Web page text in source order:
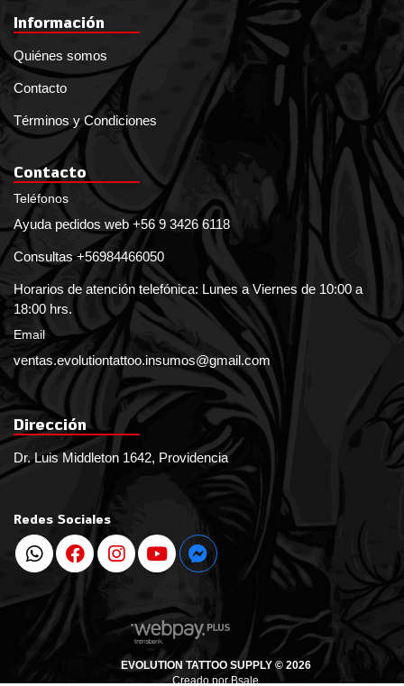
Información
Quiénes somos
Contacto
Términos y Condiciones
Contacto
Teléfonos
Ayuda pedidos web +56 9 3426 6118
Consultas +56984466050
Horarios de atención telefónica: Lunes a Viernes de 10:00 a
18:00 hrs.
Email
ventas.evolutiontattoo.insumos@gmail.com
Dirección
Dr. Luis Middleton 1642, Providencia
Redes Sociales
EVOLUTION TATTOO SUPPLY © 2026
Creado porBsale